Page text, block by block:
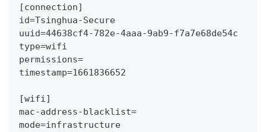
[connection]
id=Tsinghua-Secure
uuid=44638cf4-782e-4aaa-9ab9-f7a7e68de54c
type=wifi
permissions=
timestamp=1661836652
[wifi]
mac-address-blacklist=
mode=infrastructure